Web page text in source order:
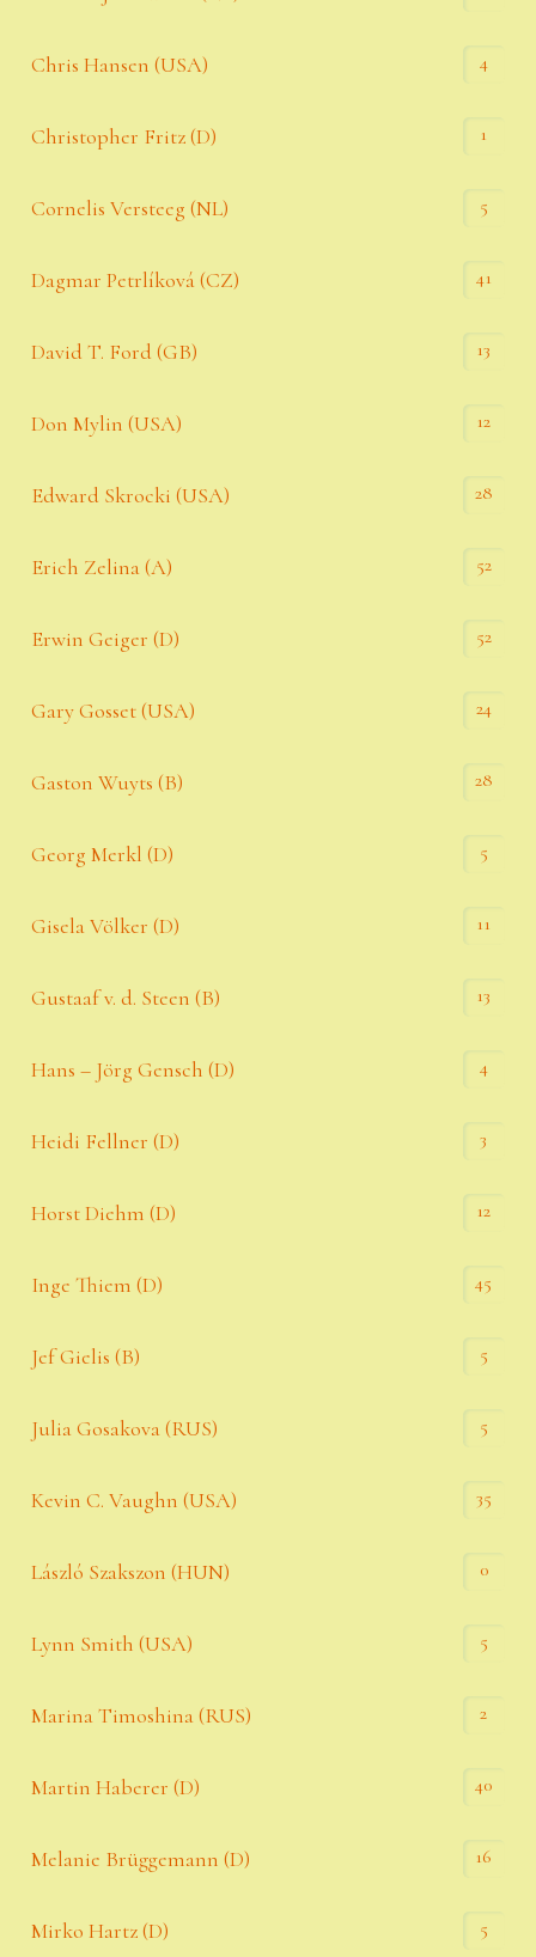
Chris Hansen (USA) 4
Christopher Fritz (D) 1
Cornelis Versteeg (NL) 5
Dagmar Petrlíková (CZ) 41
David T. Ford (GB) 13
Don Mylin (USA) 12
Edward Skrocki (USA) 28
Erich Zelina (A) 52
Erwin Geiger (D) 52
Gary Gosset (USA) 24
Gaston Wuyts (B) 28
Georg Merkl (D) 5
Gisela Völker (D) 11
Gustaaf v. d. Steen (B) 13
Hans – Jörg Gensch (D) 4
Heidi Fellner (D) 3
Horst Diehm (D) 12
Inge Thiem (D) 45
Jef Gielis (B) 5
Julia Gosakova (RUS) 5
Kevin C. Vaughn (USA) 35
László Szakszon (HUN) 0
Lynn Smith (USA) 5
Marina Timoshina (RUS) 2
Martin Haberer (D) 40
Melanie Brüggemann (D) 16
Mirko Hartz (D) 5